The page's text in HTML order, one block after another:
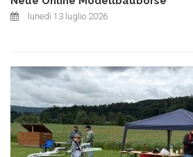
lunedì 13 luglio 2026